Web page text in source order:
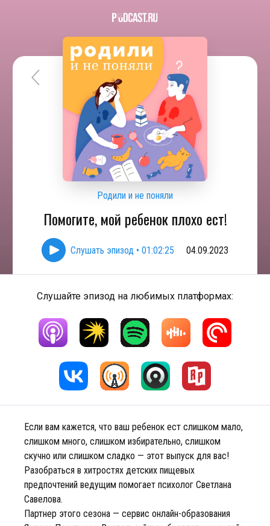
Родили и не поняли
Помогите, мой ребенок плохо ест!
Слушать эпизод • 01:02:25 04.09.2023
Слушайте эпизод на любимых платформах:
Если вам кажется, что ваш ребенок ест слишком мало,
слишком много, слишком избирательно, слишком
скучно или слишком сладко — этот выпуск для вас!
Разобраться в хитростях детских пищевых
предпочтений ведущим помогает психолог Светлана
Савелова.
Партнер этого сезона — сервис онлайн-образования